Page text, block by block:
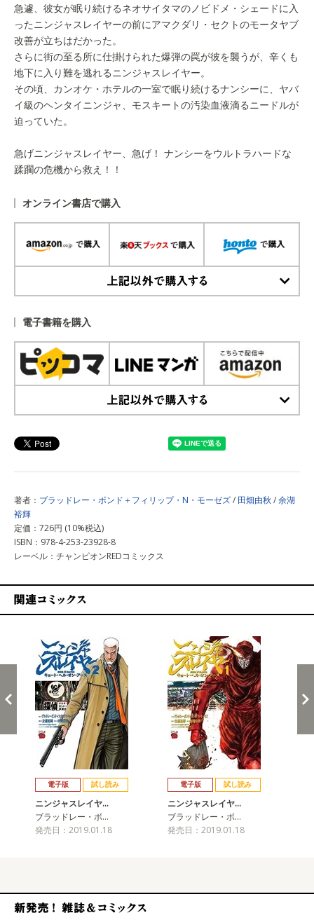
急遽、彼女が眠り続けるネオサイタマのノビドメ・シェードに入
ったニンジャスレイヤーの前にアマクダリ・セクトのモータヤブ
改善が立ちはだかった。
さらに街の至る所に仕掛けられた爆弾の罠が彼を襲うが、辛くも
地下に入り難を逃れるニンジャスレイヤー。
その頃、カンオケ・ホテルの一室で眠り続けるナンシーに、ヤバ
イ級のヘンタイニンジャ、モスキートの汚染血液滴るニードルが
迫っていた。
急げニンジャスレイヤー、急げ！ ナンシーをウルトラハードな
蹂躙の危機から救え！！
オンライン書店で購入
電子書籍を購入
著者： ブラッドレー・ボンド＋フィリップ・N・モーゼズ/ 田畑由秋/余湖
裕輝
定価：726円 (10%税込)
ISBN：978-4-253-23928-8
レーベル：チャンピオンREDコミックス
電子版 試し読み
ニンジャスレイヤ…
ブラッドレー・ボ…
発売日：2019.01.18
電子版 試し読み
ニンジャスレイヤ…
ブラッドレー・ボ…
発売日：2019.01.18